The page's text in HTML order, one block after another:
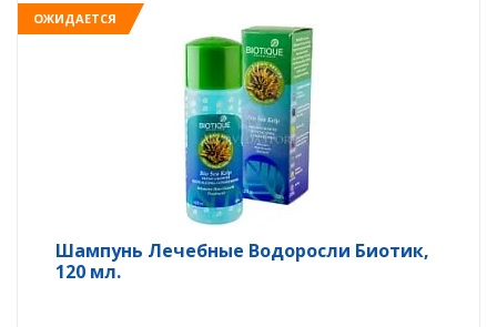
ОЖИДАЕТСЯ
Шампунь Лечебные Водоросли Биотик,
120 мл.